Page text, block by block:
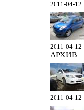
2011-04-12
2011-04-12
АРХИВ
2011-04-12